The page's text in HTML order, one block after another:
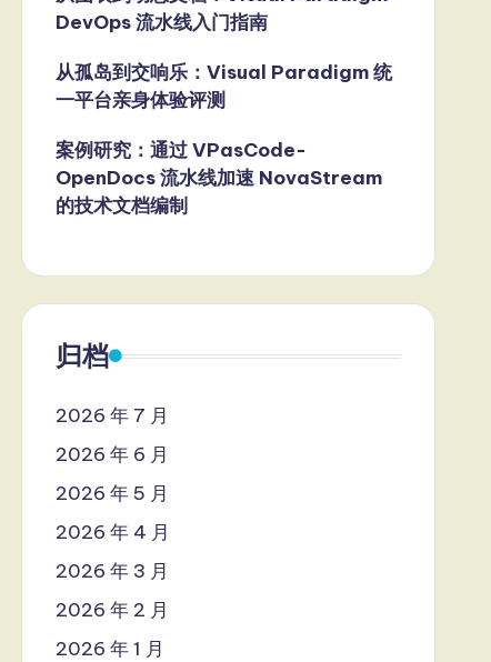
DevOps 流水线入门指南
从孤岛到交响乐：Visual Paradigm 统
一平台亲身体验评测
案例研究：通过 VPasCode-
OpenDocs 流水线加速 NovaStream
的技术文档编制
归档
2026 年 7 月
2026 年 6 月
2026 年 5 月
2026 年 4 月
2026 年 3 月
2026 年 2 月
2026 年 1 月